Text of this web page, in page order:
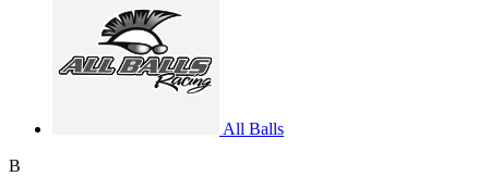
All Balls
B